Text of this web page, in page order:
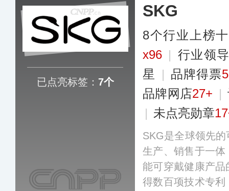
已点亮标签： 7个
SKG
8个行业上榜
x96 | 行业领
星
| 品牌得票
品牌网店27+ |
| 未点亮勋章
SKG是全球领先
生产、销售于一
能可穿戴健康产
得数百项技术专